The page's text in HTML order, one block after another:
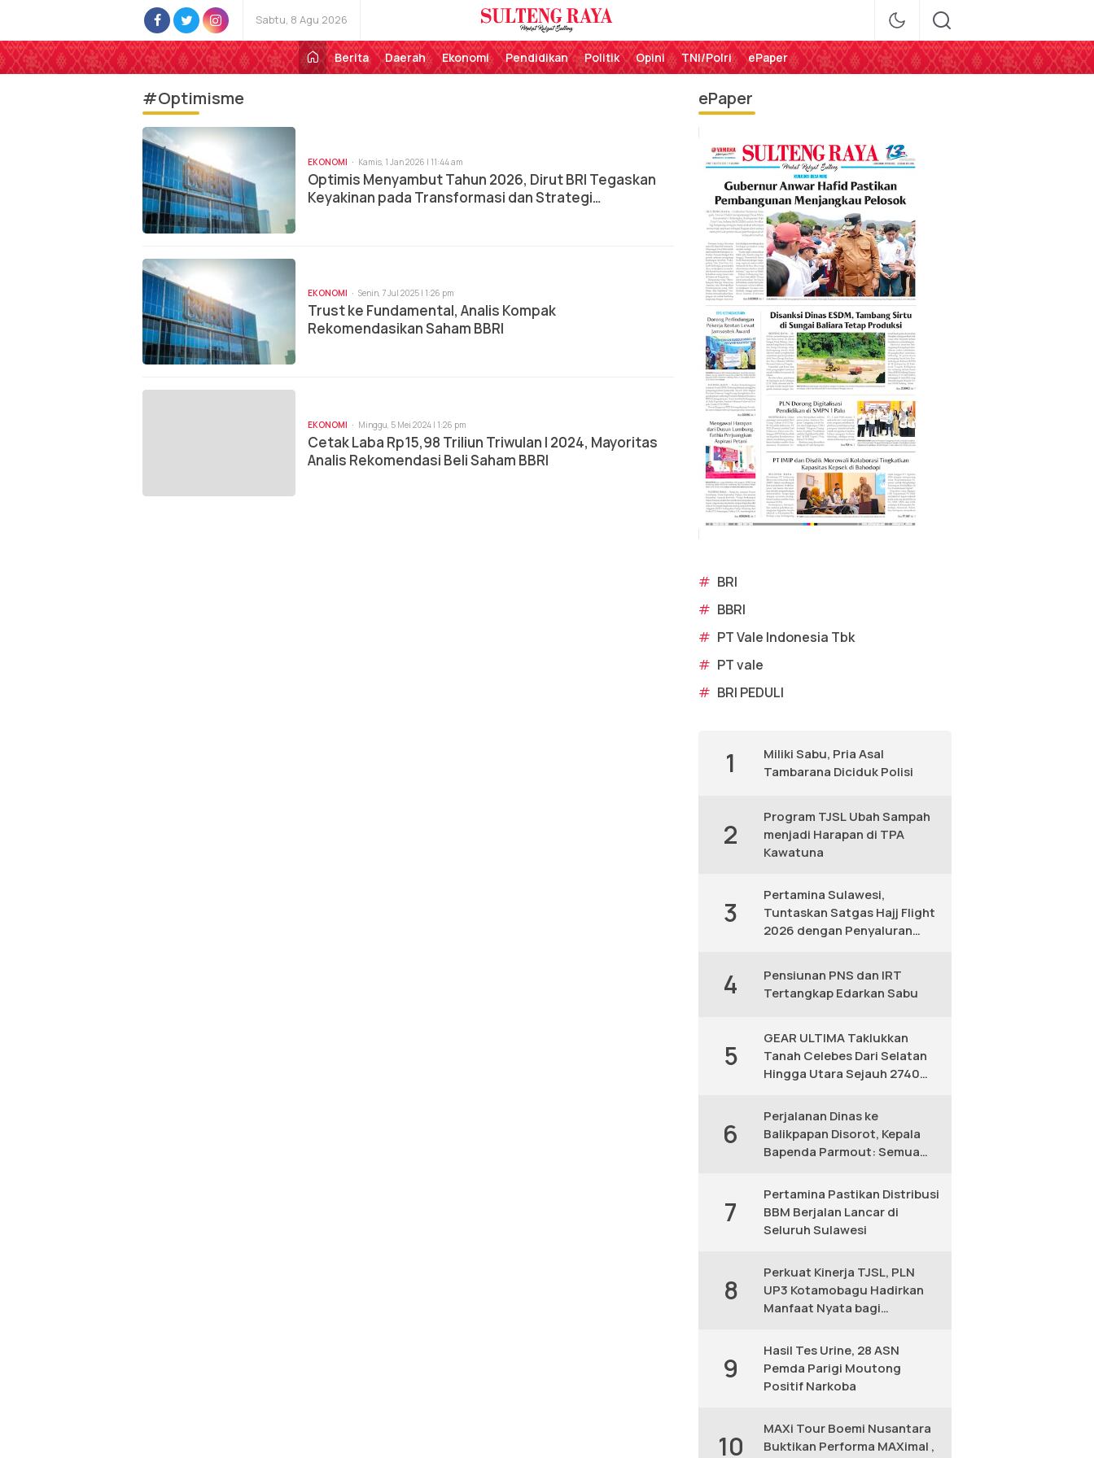
Sabtu, 8 Agu 2026
Sulteng Raya
Perekat Rakyat Sulteng
Berita
Daerah Ekonomi Pendidikan Politik Opini TNI/Polri ePaper
#Optimisme
EKONOMI Kamis, 1 Jan 2026 | 11:44 am
Optimis Menyambut Tahun 2026, Dirut BRI Tegaskan
Keyakinan pada Transformasi dan Strategi
EKONOMI Senin, 7 Jul 2025 | 1:26 pm
Trust ke Fundamental, Analis Kompak
Rekomendasikan Saham BBRI
EKONOMI Minggu, 5 Mei 2024 | 1:26 pm
Cetak Laba Rp15,98 Triliun Triwulan I 2024, Mayoritas
Analis Rekomendasi Beli Saham BBRI
ePaper
# BRI
# BBRI
# PT Vale Indonesia Tbk
# PT vale
# BRI PEDULI
1
Miliki Sabu, Pria Asal
Tambarana Diciduk Polisi
2
Program TJSL Ubah Sampah
menjadi Harapan di TPA
Kawatuna
3
Pertamina Sulawesi,
Tuntaskan Satgas Hajj Flight
2026 dengan Penyaluran
4
Pensiunan PNS dan IRT
Tertangkap Edarkan Sabu
5
GEAR ULTIMA Taklukkan
Tanah Celebes Dari Selatan
Hingga Utara Sejauh 2740
6
Perjalanan Dinas ke
Balikpapan Disorot, Kepala
Bapenda Parmout: Semua
7
Pertamina Pastikan Distribusi
BBM Berjalan Lancar di
Seluruh Sulawesi
8
Perkuat Kinerja TJSL, PLN
UP3 Kotamobagu Hadirkan
Manfaat Nyata bagi
9
Hasil Tes Urine, 28 ASN
Pemda Parigi Moutong
Positif Narkoba
10
MAXi Tour Boemi Nusantara
Buktikan Performa MAXimal ,